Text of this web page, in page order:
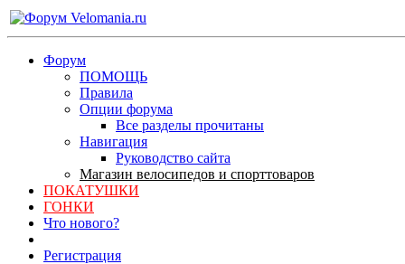
Форум
ПОМОЩЬ
Правила
Опции форума
Все разделы прочитаны
Навигация
Руководство сайта
Магазин велосипедов и спорттоваров
ПОКАТУШКИ
ГОНКИ
Что нового?
Регистрация